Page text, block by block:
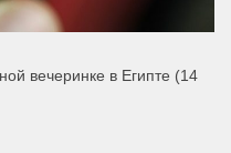
вечеринке в Египте (14